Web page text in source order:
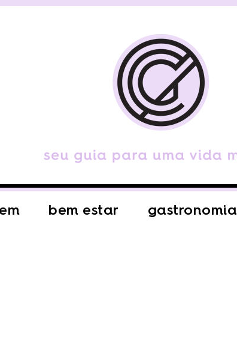
bem estar gastronomia